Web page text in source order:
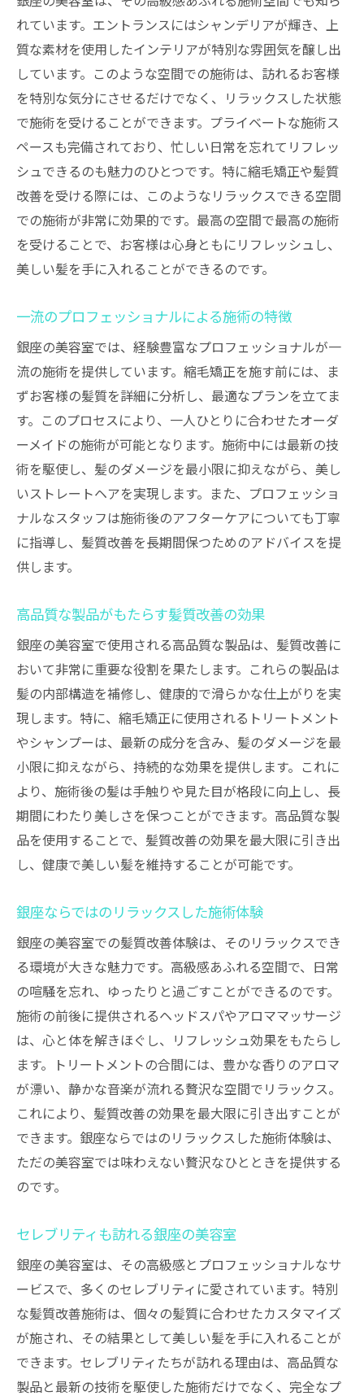
れています。エントランスにはシャンデリアが輝き、上
質な素材を使用したインテリアが特別な雰囲気を醸し出
しています。このような空間での施術は、訪れるお客様
を特別な気分にさせるだけでなく、リラックスした状態
で施術を受けることができます。プライベートな施術ス
ペースも完備されており、忙しい日常を忘れてリフレッ
シュできるのも魅力のひとつです。特に縮毛矯正や髪質
改善を受ける際には、このようなリラックスできる空間
での施術が非常に効果的です。最高の空間で最高の施術
を受けることで、お客様は心身ともにリフレッシュし、
美しい髪を手に入れることができるのです。
一流のプロフェッショナルによる施術の特徴
銀座の美容室では、経験豊富なプロフェッショナルが一
流の施術を提供しています。縮毛矯正を施す前には、ま
ずお客様の髪質を詳細に分析し、最適なプランを立てま
す。このプロセスにより、一人ひとりに合わせたオーダ
ーメイドの施術が可能となります。施術中には最新の技
術を駆使し、髪のダメージを最小限に抑えながら、美し
いストレートヘアを実現します。また、プロフェッショ
ナルなスタッフは施術後のアフターケアについても丁寧
に指導し、髪質改善を長期間保つためのアドバイスを提
供します。
高品質な製品がもたらす髪質改善の効果
銀座の美容室で使用される高品質な製品は、髪質改善に
おいて非常に重要な役割を果たします。これらの製品は
髪の内部構造を補修し、健康的で滑らかな仕上がりを実
現します。特に、縮毛矯正に使用されるトリートメント
やシャンプーは、最新の成分を含み、髪のダメージを最
小限に抑えながら、持続的な効果を提供します。これに
より、施術後の髪は手触りや見た目が格段に向上し、長
期間にわたり美しさを保つことができます。高品質な製
品を使用することで、髪質改善の効果を最大限に引き出
し、健康で美しい髪を維持することが可能です。
銀座ならではのリラックスした施術体験
銀座の美容室での髪質改善体験は、そのリラックスでき
る環境が大きな魅力です。高級感あふれる空間で、日常
の喧騒を忘れ、ゆったりと過ごすことができるのです。
施術の前後に提供されるヘッドスパやアロママッサージ
は、心と体を解きほぐし、リフレッシュ効果をもたらし
ます。トリートメントの合間には、豊かな香りのアロマ
が漂い、静かな音楽が流れる贅沢な空間でリラックス。
これにより、髪質改善の効果を最大限に引き出すことが
できます。銀座ならではのリラックスした施術体験は、
ただの美容室では味わえない贅沢なひとときを提供する
のです。
セレブリティも訪れる銀座の美容室
銀座の美容室は、その高級感とプロフェッショナルなサ
ービスで、多くのセレブリティに愛されています。特別
な髪質改善施術は、個々の髪質に合わせたカスタマイズ
が施され、その結果として美しい髪を手に入れることが
できます。セレブリティたちが訪れる理由は、高品質な
製品と最新の技術を駆使した施術だけでなく、完全なプ